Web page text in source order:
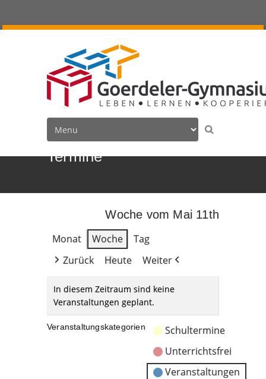
Termine
Woche vom Mai 11th
Monat
Woche
Tag
Zurück
Heute Weiter
In diesem Zeitraum sind keine
Veranstaltungen geplant.
Veranstaltungskategorien
Schultermine
Unterrichtsfrei
Veranstaltungen